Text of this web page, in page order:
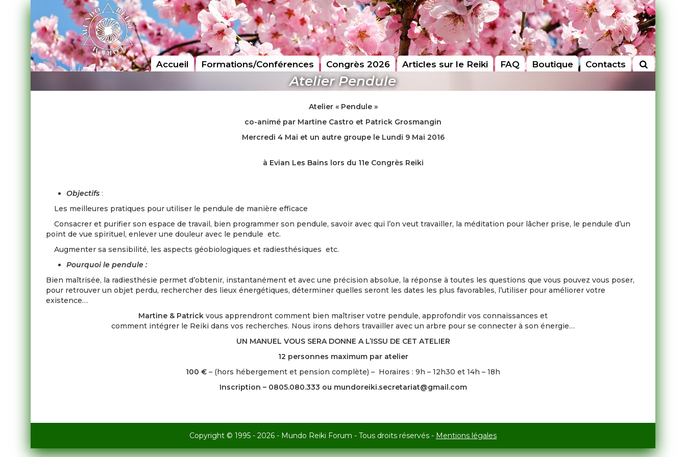
Accueil Formations/Conférences Congrès 2026 Articles sur le Reiki FAQ Boutique Contacts
Atelier Pendule
Atelier « Pendule »
co-animé par Martine Castro et Patrick Grosmangin
Mercredi 4 Mai et un autre groupe le Lundi 9 Mai 2016
à Evian Les Bains lors du 11e Congrès Reiki
Objectifs :
Les meilleures pratiques pour utiliser le pendule de manière efficace
Consacrer et purifier son espace de travail, bien programmer son pendule, savoir avec qui l’on veut travailler, la méditation pour lâcher prise, le pendule d’un
point de vue spirituel, enlever une douleur avec le pendule etc.
Augmenter sa sensibilité, les aspects géobiologiques et radiesthésiques etc.
Pourquoi le pendule :
Bien maîtrisée, la radiesthésie permet d’obtenir, instantanément et avec une précision absolue, la réponse à toutes les questions que vous pouvez vous poser,
pour retrouver un objet perdu, rechercher des lieux énergétiques, déterminer quelles seront les dates les plus favorables, l’utiliser pour améliorer votre
existence…
Martine & Patrick vous apprendront comment bien maîtriser votre pendule, approfondir vos connaissances et
comment intégrer le Reiki dans vos recherches. Nous irons dehors travailler avec un arbre pour se connecter à son énergie…
UN MANUEL VOUS SERA DONNE A L’ISSU DE CET ATELIER
12 personnes maximum par atelier
100 € – (hors hébergement et pension complète) – Horaires : 9h – 12h30 et 14h – 18h
Inscription – 0805.080.333 ou mundoreiki.secretariat@gmail.com
Copyright © 1995 - 2026 - Mundo Reiki Forum - Tous droits réservés - Mentions légales